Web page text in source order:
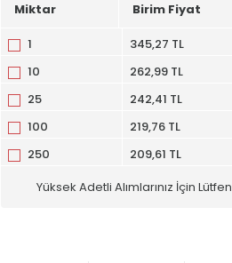
Miktar Birim Fiyat
1 345,27 TL
10
262,99 TL
25
242,41 TL
100
219,76 TL
250
209,61 TL
Yüksek Adetli Alımlarınız İçin Lütfen